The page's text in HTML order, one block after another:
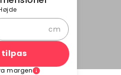
cm
tilpas
margen